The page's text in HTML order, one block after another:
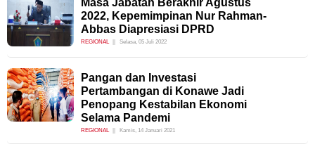
2022, Kepemimpinan Nur Rahman-
Abbas Diapresiasi DPRD
REGIONAL Selasa, 05 Juli 2022
Pangan dan Investasi
Pertambangan di Konawe Jadi
Penopang Kestabilan Ekonomi
Selama Pandemi
REGIONAL Kamis, 14 Januari 2021